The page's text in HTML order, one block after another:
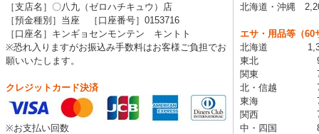
［支店名］〇八九（ゼロハチキュウ）店
［預金種別］当座 ［口座番号］0153716
［口座名］キンギョセンモンテン キントト
※恐れ入りますがお振込み手数料はお客様ご負担でお
願いいたします。
クレジットカード決済
※お支払い回数
北海道・沖縄
エサ・用品等（60
北海道
東北
関東
北・信越
東海
関西
中・四国